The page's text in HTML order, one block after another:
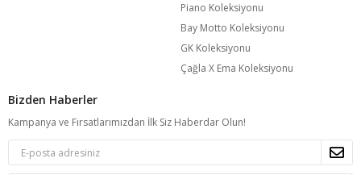
Piano Koleksiyonu
Bay Motto Koleksiyonu
GK Koleksiyonu
Çağla X Ema Koleksiyonu
Bizden Haberler
Kampanya ve Fırsatlarımızdan İlk Siz Haberdar Olun!